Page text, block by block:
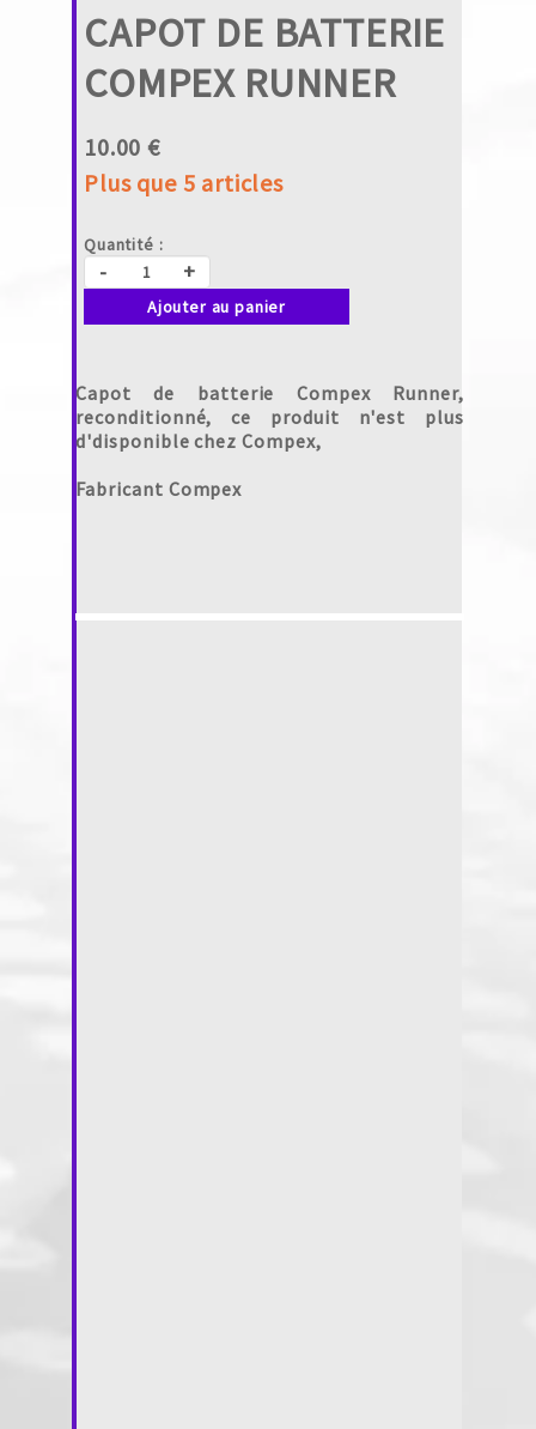
CAPOT DE BATTERIE
COMPEX RUNNER
10.00 €
Plus que 5 articles
Quantité :
- +
Ajouter au panier
Capot de batterie Compex Runner,
reconditionné, ce produit n'est plus
d'disponible chez Compex,
Fabricant Compex